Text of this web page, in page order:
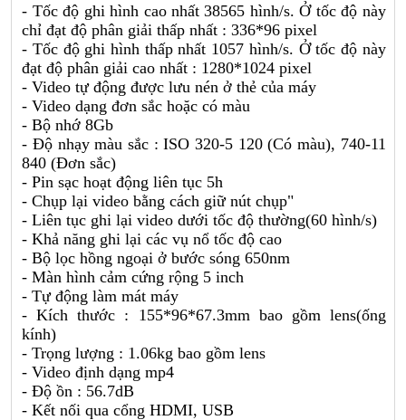
- Tốc độ ghi hình cao nhất 38565 hình/s. Ở tốc độ này
chỉ đạt độ phân giải thấp nhất : 336*96 pixel
- Tốc độ ghi hình thấp nhất 1057 hình/s. Ở tốc độ này
đạt độ phân giải cao nhất : 1280*1024 pixel
- Video tự động được lưu nén ở thẻ của máy
- Video dạng đơn sắc hoặc có màu
- Bộ nhớ 8Gb
- Độ nhạy màu sắc : ISO 320-5 120 (Có màu), 740-11
840 (Đơn sắc)
- Pin sạc hoạt động liên tục 5h
- Chụp lại video bằng cách giữ nút chụp"
- Liên tục ghi lại video dưới tốc độ thường(60 hình/s)
- Khả năng ghi lại các vụ nổ tốc độ cao
- Bộ lọc hồng ngoại ở bước sóng 650nm
- Màn hình cảm cứng rộng 5 inch
- Tự động làm mát máy
- Kích thước : 155*96*67.3mm bao gồm lens(ống
kính)
- Trọng lượng : 1.06kg bao gồm lens
- Video định dạng mp4
- Độ ồn : 56.7dB
- Kết nối qua cổng HDMI, USB